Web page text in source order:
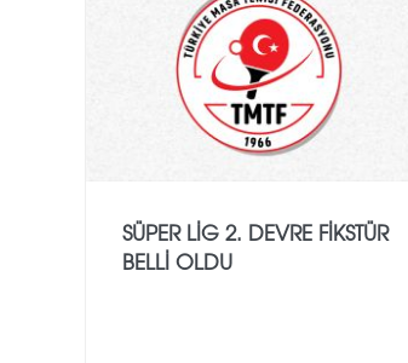
SÜPER LİG 2. DEVRE FIKSTÜR
BELLI OLDU